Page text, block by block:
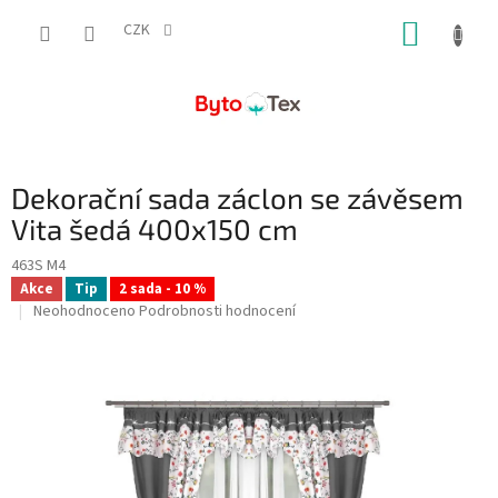
CZK
Dekorační sada záclon se závěsem
Vita šedá 400x150 cm
463S M4
Akce Tip 2 sada - 10 %
Průměrné
Neohodnoceno Podrobnosti hodnocení